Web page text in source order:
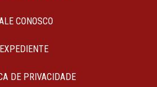
CONOSCO
EXPEDIENTE
DE PRIVACIDADE